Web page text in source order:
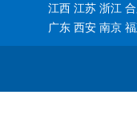
江西 江苏 浙江
广东 西安 南京